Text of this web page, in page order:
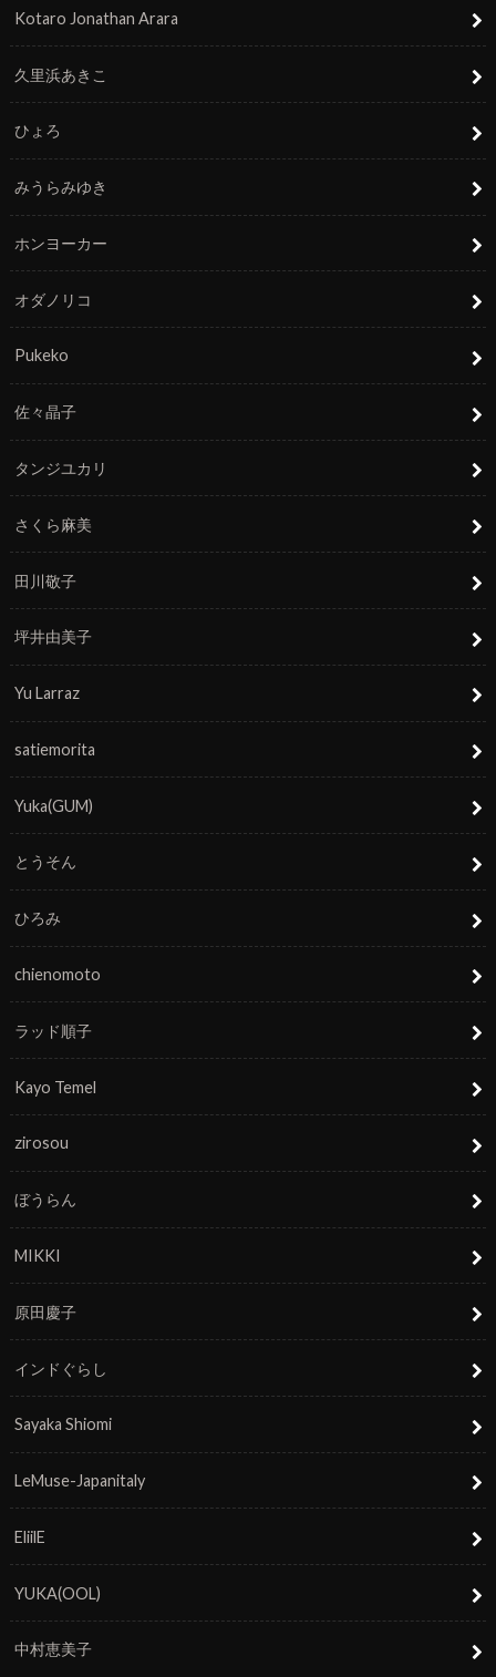
Kotaro Jonathan Arara
久里浜あきこ
ひょろ
みうらみゆき
ホンヨーカー
オダノリコ
Pukeko
佐々晶子
タンジユカリ
さくら麻美
田川敬子
坪井由美子
Yu Larraz
satiemorita
Yuka(GUM)
とうそん
ひろみ
chienomoto
ラッド順子
Kayo Temel
zirosou
ぼうらん
MIKKI
原田慶子
インドぐらし
Sayaka Shiomi
LeMuse-Japanitaly
EliilE
YUKA(OOL)
中村恵美子